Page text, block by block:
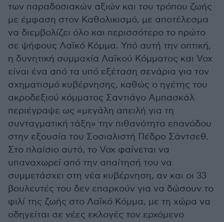
των παραδοσιακών αξιών και του τρόπου ζωής
με έμφαση στον Καθολικισμό, με αποτέλεσμα
να διεμβολίζει όλο και περισσότερο το πρώτο
σε ψήφους Λαϊκό Κόμμα. Υπό αυτή την οπτική,
η δυνητική συμμαχία Λαϊκού Κόμματος και Vox
είναι ένα από τα υπό εξέταση σενάρια για τον
σχηματισμό κυβέρνησης, καθώς ο ηγέτης του
ακροδεξιού κόμματος Σαντιάγο Αμπασκάλ
περιέγραψε ως «μεγάλη απειλή για τη
συνταγματική τάξη» την πιθανότητα επανόδου
στην εξουσία του Σοσιαλιστή Πέδρο Σάντσεθ.
Στο πλαίσιο αυτό, το Vox φαίνεται να
υπαναχωρεί από την απαίτησή του να
συμμετάσχει στη νέα κυβέρνηση, αν και οι 33
βουλευτές του δεν επαρκούν για να δώσουν το
φιλί της ζωής στο Λαϊκό Κόμμα, με τη χώρα να
οδηγείται σε νέες εκλογές τον ερχόμενο